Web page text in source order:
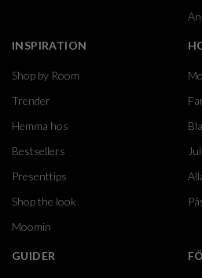
INSPIRATION
Shop by Room
Trender
Hemma hos
Bestsellers
Presenttips
Shop the look
Moomin
Jul
GUIDER